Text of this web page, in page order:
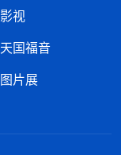
影视
天国福音
图片展